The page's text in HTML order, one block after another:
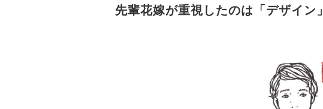
先輩花嫁が重視したのは「デザイン」